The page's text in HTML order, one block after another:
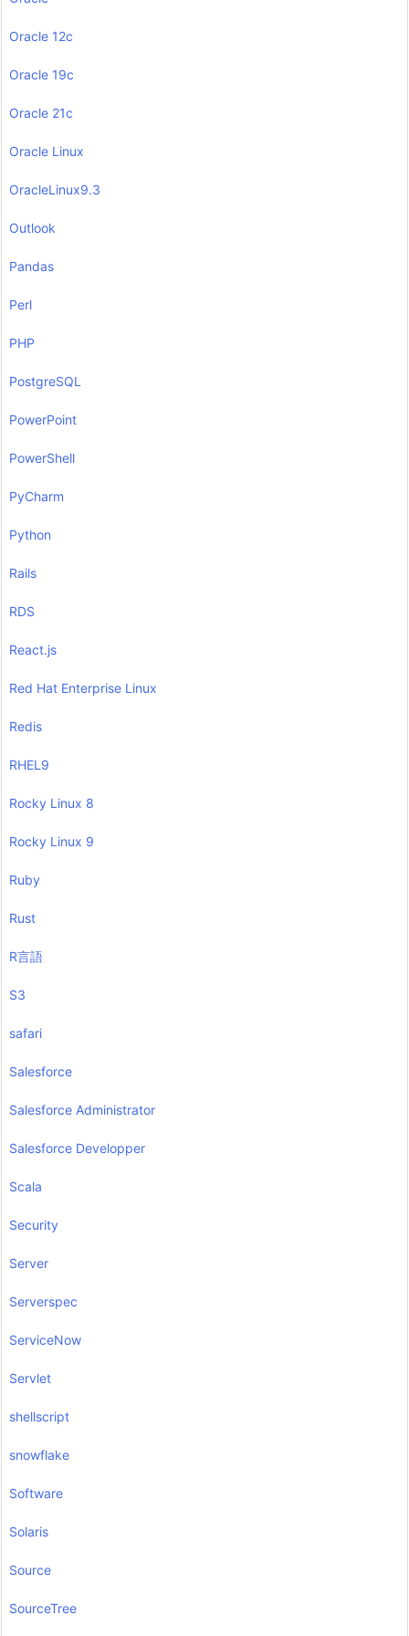
Oracle 12c
Oracle 19c
Oracle 21c
Oracle Linux
OracleLinux9.3
Outlook
Pandas
Perl
PHP
PostgreSQL
PowerPoint
PowerShell
PyCharm
Python
Rails
RDS
React.js
Red Hat Enterprise Linux
Redis
RHEL9
Rocky Linux 8
Rocky Linux 9
Ruby
Rust
R言語
S3
safari
Salesforce
Salesforce Administrator
Salesforce Developper
Scala
Security
Server
Serverspec
ServiceNow
Servlet
shellscript
snowflake
Software
Solaris
Source
SourceTree